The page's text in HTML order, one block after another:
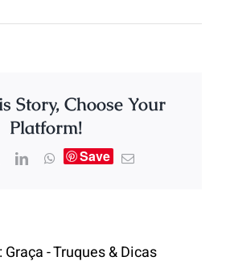
Story, Choose Your
Platform!
Save
Graça - Truques & Dicas